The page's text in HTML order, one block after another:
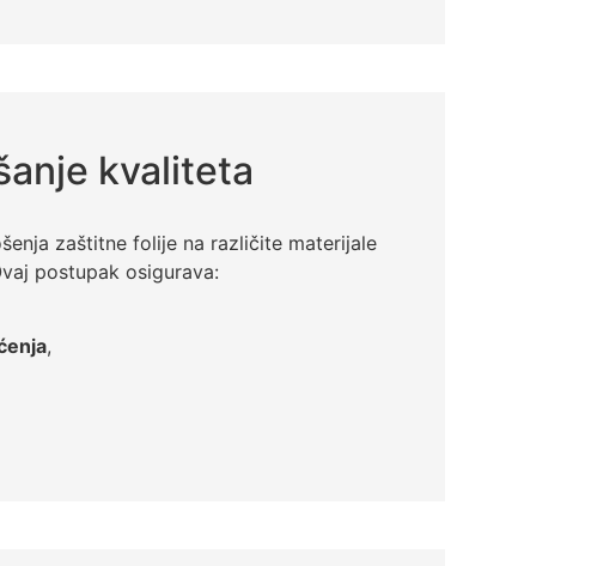
kvaliteta
zaštitne folije na različite materijale
postupak osigurava:
,